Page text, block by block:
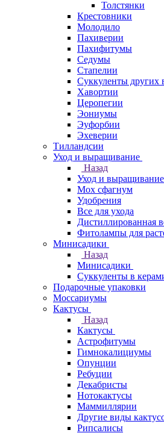
Толстянки
Крестовники
Молодило
Пахиверии
Пахифитумы
Седумы
Стапелии
Суккуленты других
Хавортии
Церопегии
Эониумы
Эуфорбии
Эхеверии
Тилландсии
Уход и выращивание
Назад
Уход и выращивание
Мох сфагнум
Удобрения
Все для ухода
Дистиллированная
Фитолампы для
Минисадики
Назад
Минисадики
Суккуленты в
Подарочные упаковки
Моссариумы
Кактусы
Назад
Кактусы
Астрофитумы
Гимнокалициумы
Опунции
Ребуции
Декабристы
Нотокактусы
Маммиллярии
Другие виды
Рипсалисы